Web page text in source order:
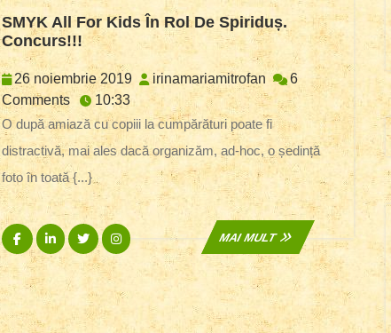
SMYK All For Kids În Rol De Spiriduș.
Concurs!!!SMYK
For
Kids
În
Rol
De
Spiriduș.
Concurs!!!
26 noiembrie 2019
26
noiembrie
2019
irinamariamitrofan irinamariamitrofan
6
Comments
10:33
O după amiază cu copiii la cumpărături poate fi
distractivă, mai ales dacă organizăm, ad-hoc, o ședință
foto în toată {...}
Facebook
Linkedin
TwitterInstagram MAI MULT
MAI
MULT